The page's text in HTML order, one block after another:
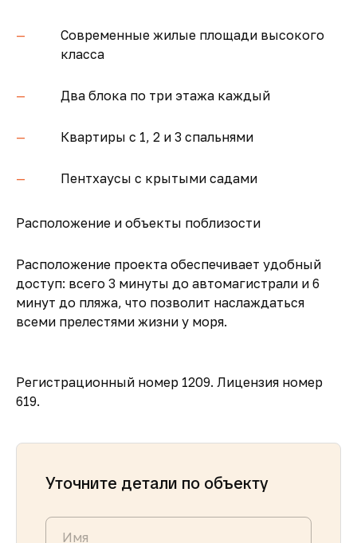
Современные жилые площади высокого
класса
Два блока по три этажа каждый
Квартиры с 1, 2 и 3 спальнями
Пентхаусы с крытыми садами
Расположение и объекты поблизости
Расположение проекта обеспечивает удобный
доступ: всего 3 минуты до автомагистрали и 6
минут до пляжа, что позволит наслаждаться
всеми прелестями жизни у моря.
Регистрационный номер 1209. Лицензия номер
619.
Уточните детали по объекту